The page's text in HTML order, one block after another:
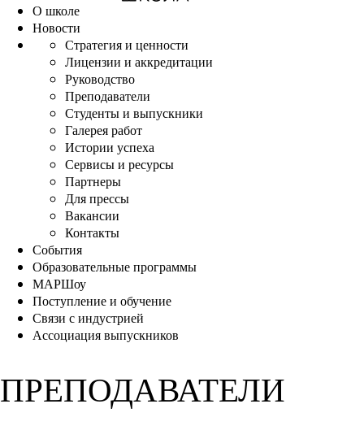
О школе
Новости
Стратегия и ценности
Лицензии и аккредитации
Руководство
Преподаватели
Студенты и выпускники
Галерея работ
Истории успеха
Сервисы и ресурсы
Партнеры
Для прессы
Вакансии
Контакты
События
Образовательные программы
МАРШоу
Поступление и обучение
Связи с индустрией
Ассоциация выпускников
ПРЕПОДАВАТЕЛИ